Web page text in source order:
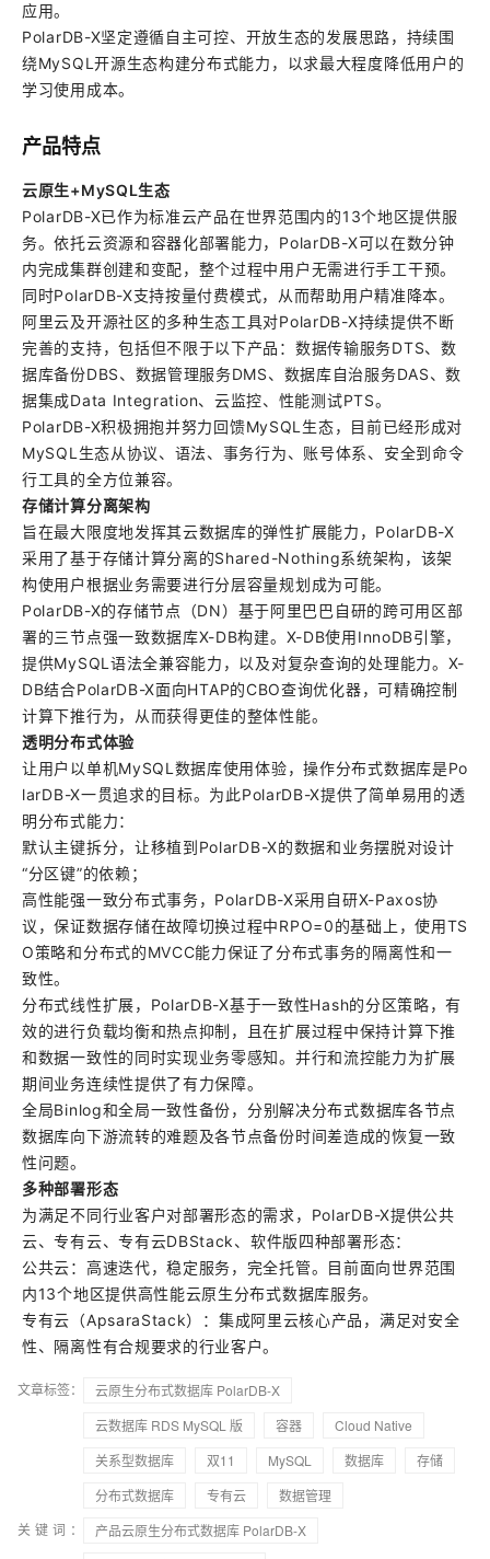
应用。
PolarDB-X坚定遵循自主可控、开放生态的发展思路，持续围
绕MySQL开源生态构建分布式能力，以求最大程度降低用户的
学习使用成本。
产品特点
云原生+MySQL生态
PolarDB-X已作为标准云产品在世界范围内的13个地区提供服
务。依托云资源和容器化部署能力，PolarDB-X可以在数分钟
内完成集群创建和变配，整个过程中用户无需进行手工干预。
同时PolarDB-X支持按量付费模式，从而帮助用户精准降本。
阿里云及开源社区的多种生态工具对PolarDB-X持续提供不断
完善的支持，包括但不限于以下产品：数据传输服务DTS、数
据库备份DBS、数据管理服务DMS、数据库自治服务DAS、数
据集成Data Integration、云监控、性能测试PTS。
PolarDB-X积极拥抱并努力回馈MySQL生态，目前已经形成对
MySQL生态从协议、语法、事务行为、账号体系、安全到命令
行工具的全方位兼容。
存储计算分离架构
旨在最大限度地发挥其云数据库的弹性扩展能力，PolarDB-X
采用了基于存储计算分离的Shared-Nothing系统架构，该架
构使用户根据业务需要进行分层容量规划成为可能。
PolarDB-X的存储节点（DN）基于阿里巴巴自研的跨可用区部
署的三节点强一致数据库X-DB构建。X-DB使用InnoDB引擎，
提供MySQL语法全兼容能力，以及对复杂查询的处理能力。X-
DB结合PolarDB-X面向HTAP的CBO查询优化器，可精确控制
计算下推行为，从而获得更佳的整体性能。
透明分布式体验
让用户以单机MySQL数据库使用体验，操作分布式数据库是Po
larDB-X一贯追求的目标。为此PolarDB-X提供了简单易用的透
明分布式能力：
默认主键拆分，让移植到PolarDB-X的数据和业务摆脱对设计
“分区键”的依赖；
高性能强一致分布式事务，PolarDB-X采用自研X-Paxos协
议，保证数据存储在故障切换过程中RPO=0的基础上，使用TS
O策略和分布式的MVCC能力保证了分布式事务的隔离性和一
致性。
分布式线性扩展，PolarDB-X基于一致性Hash的分区策略，有
效的进行负载均衡和热点抑制，且在扩展过程中保持计算下推
和数据一致性的同时实现业务零感知。并行和流控能力为扩展
期间业务连续性提供了有力保障。
全局Binlog和全局一致性备份，分别解决分布式数据库各节点
数据库向下游流转的难题及各节点备份时间差造成的恢复一致
性问题。
多种部署形态
为满足不同行业客户对部署形态的需求，PolarDB-X提供公共
云、专有云、专有云DBStack、软件版四种部署形态：
公共云：高速迭代，稳定服务，完全托管。目前面向世界范围
内13个地区提供高性能云原生分布式数据库服务。
专有云（ApsaraStack）：集成阿里云核心产品，满足对安全
性、隔离性有合规要求的行业客户。
文章标签：
云原生分布式数据库 PolarDB-X
云数据库 RDS MySQL 版
容器
Cloud Native
关系型数据库
双11 MySQL 数据库
存储
分布式数据库
专有云
数据管理
关键词：
产品云原生分布式数据库 PolarDB-X